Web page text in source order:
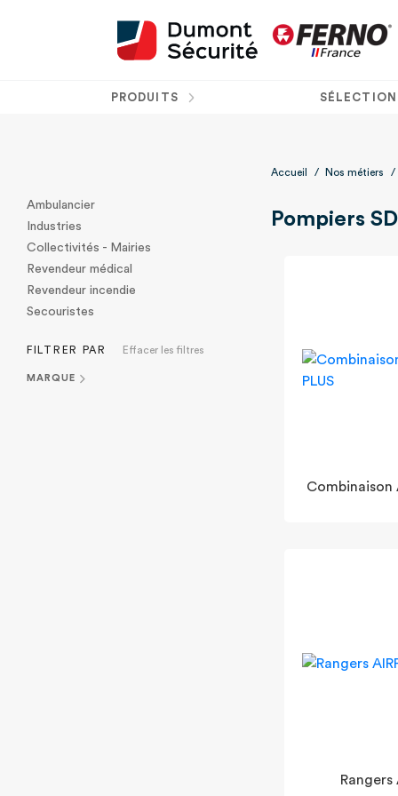
PRODUITS
Ambulancier
Industries
Collectivités - Mairies
Revendeur médical
Revendeur incendie
Secouristes
FILTRER PAR Effacer les filtres
MARQUE
Accueil / Nos métiers /
Pompiers
Combinaison
Rangers